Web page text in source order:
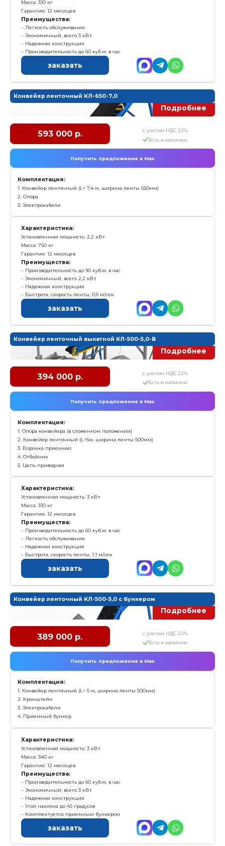
Конвейер ленточный КЛ-500-5,0
357 000 р.
Получить предложение в
Комплектация:
1. Конвейер ленточный (L= 5 м, ширина ленты
2. Кронштейн
3. Электрокабели
Характеристика:
Установленная мощность: 3 кВт
Масса: 310 кг
Гарантия: 12 месяцев
Преимущества:
Легкость обслуживания
Экономичный, всего 3 кВт
Надежная конструкция
Производительность до 60 куб.м. в час
заказать
Конвейер ленточный КЛ-650-7,0
593 000 р.
Комплектация:
1. Конвейер ленточный (L= 7,4 м, ширина ленты
2. Опора
3. Электрокабели
Характеристика:
Установленная мощность: 2,2 кВт
Масса: 750 кг
Гарантия: 12 месяцев
Преимущества:
Производительность до 90 куб.м. в час
Экономичный, всего 2,2 кВт
Надежная конструкция
Быстрота, скорость ленты, 0,6 м/сек
заказать
Конвейер ленточный выкатной КЛ-500-
394 000 р.
Получить предложение в